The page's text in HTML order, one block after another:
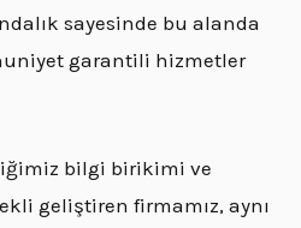
sayesinde bu alanda
garantili hizmetler
bilgi birikimi ve
geliştiren firmamız, aynı